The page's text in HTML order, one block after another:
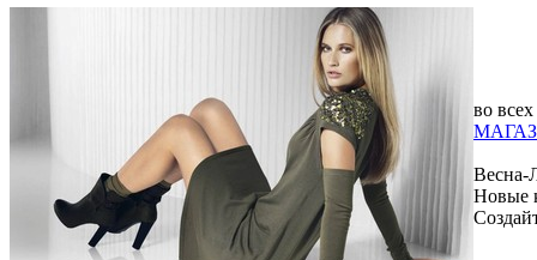
во всех
Весна-
Новые